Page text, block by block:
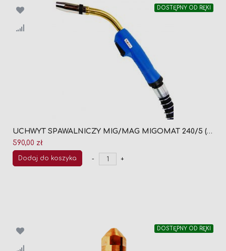
DOSTĘPNY OD RĘKI
UCHWYT SPAWALNICZY MIG/MAG MIGOMAT 240/5 (CHŁODZONY CIECZĄ)
590,00 zł
Dodaj do koszyka - +
DOSTĘPNY OD RĘKI